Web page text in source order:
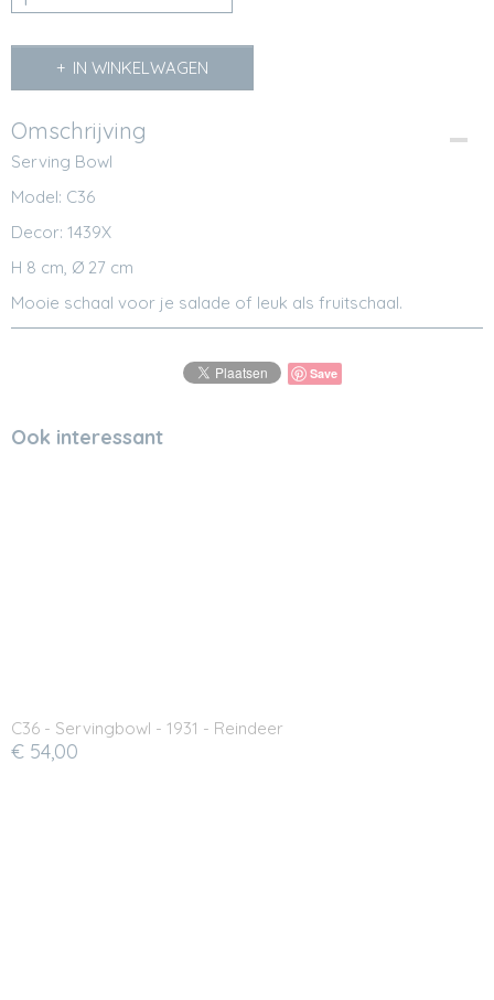
IN WINKELWAGEN
Omschrijving
Serving Bowl
Model: C36
Decor: 1439X
H 8 cm, Ø 27 cm
Mooie schaal voor je salade of leuk als fruitschaal.
Save
Ook interessant
C36 - Servingbowl - 1931 - Reindeer
€ 54,00